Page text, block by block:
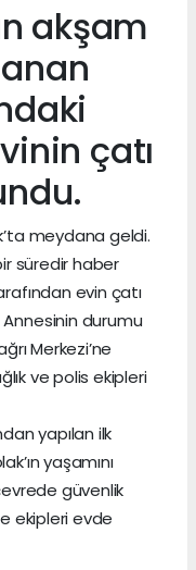
akşam
çatı
meydana geldi.
süredir haber
evin çatı
durumu
Merkezi’ne
ve polis ekipleri
yapılan ilk
yaşamını
güvenlik
ekipleri evde